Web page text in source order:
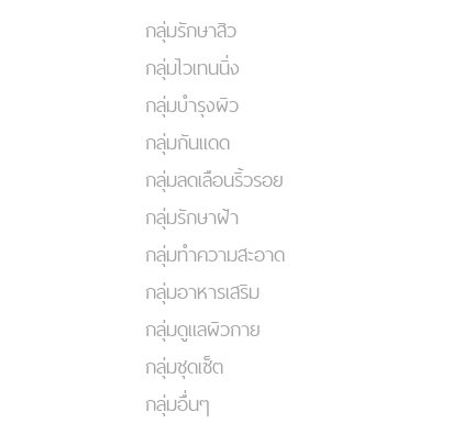
กลุ่มรักษาสิว
กลุ่มไวเทนนิ่ง
กลุ่มบำรุงผิว
กลุ่มกันแดด
กลุ่มลดเลือนริ้วรอย
กลุ่มรักษาฝ้า
กลุ่มทำความสะอาด
กลุ่มอาหารเสริม
กลุ่มดูแลผิวกาย
กลุ่มชุดเซ็ต
กลุ่มอื่นๆ